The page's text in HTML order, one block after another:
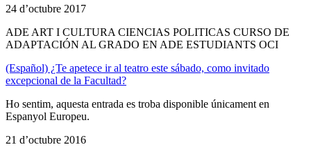
24 d’octubre 2017
ADE ART I CULTURA CIENCIAS POLITICAS CURSO DE
ADAPTACIÓN AL GRADO EN ADE ESTUDIANTS OCI
(Español) ¿Te apetece ir al teatro este sábado, como invitado
excepcional de la Facultad?
Ho sentim, aquesta entrada es troba disponible únicament en
Espanyol Europeu.
21 d’octubre 2016